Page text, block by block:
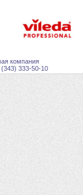
компания
(343) 333-50-10